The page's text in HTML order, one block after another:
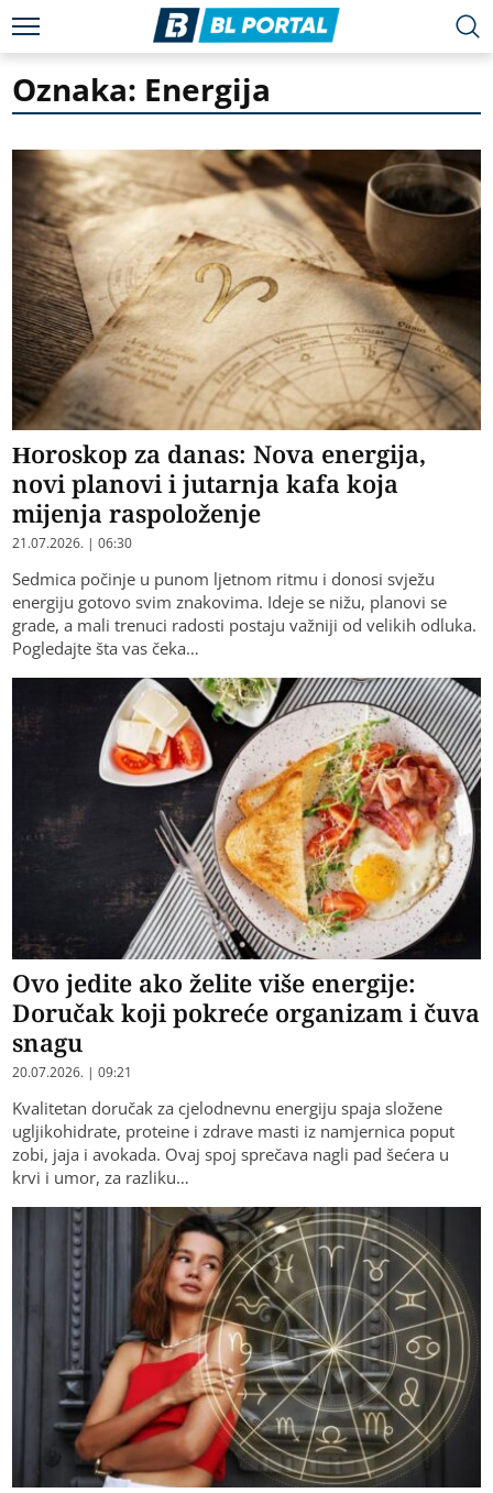
Oznaka: Energija
Horoskop za danas: Nova energija,
novi planovi i jutarnja kafa koja
mijenja raspoloženje
21.07.2026. | 06:30
Sedmica počinje u punom ljetnom ritmu i donosi svježu
energiju gotovo svim znakovima. Ideje se nižu, planovi se
grade, a mali trenuci radosti postaju važniji od velikih odluka.
Pogledajte šta vas čeka…
Ovo jedite ako želite više energije:
Doručak koji pokreće organizam i čuva
snagu
20.07.2026. | 09:21
Kvalitetan doručak za cjelodnevnu energiju spaja složene
ugljikohidrate, proteine i zdrave masti iz namjernica poput
zobi, jaja i avokada. Ovaj spoj sprečava nagli pad šećera u
krvi i umor, za razliku…